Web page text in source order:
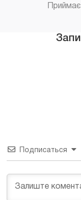
Подписаться